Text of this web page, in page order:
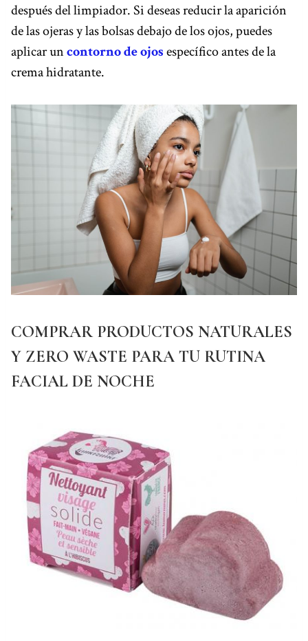
después del limpiador. Si deseas reducir la aparición
de las ojeras y las bolsas debajo de los ojos, puedes
aplicar uncontorno de ojosespecífico antes de la
crema hidratante.
COMPRAR PRODUCTOS NATURALES
Y ZERO WASTE PARA TU RUTINA
FACIAL DE NOCHE